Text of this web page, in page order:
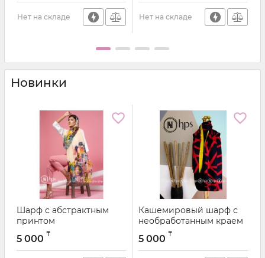
Нет на складе Нет на складе
Новинки
Шарф с абстрактным
принтом
5 000 ₸
Кашемировый шарф с
необработанным краем
5 000 ₸